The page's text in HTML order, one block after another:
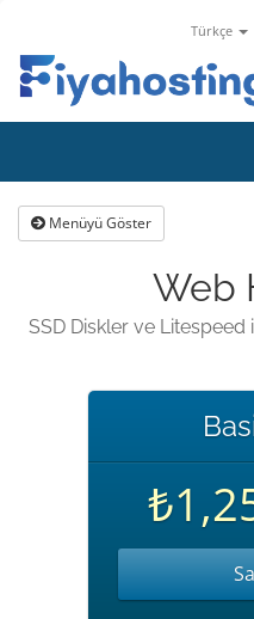
Türkçe
Menüyü Göster
Web
SSD Diskler ve Litespeed